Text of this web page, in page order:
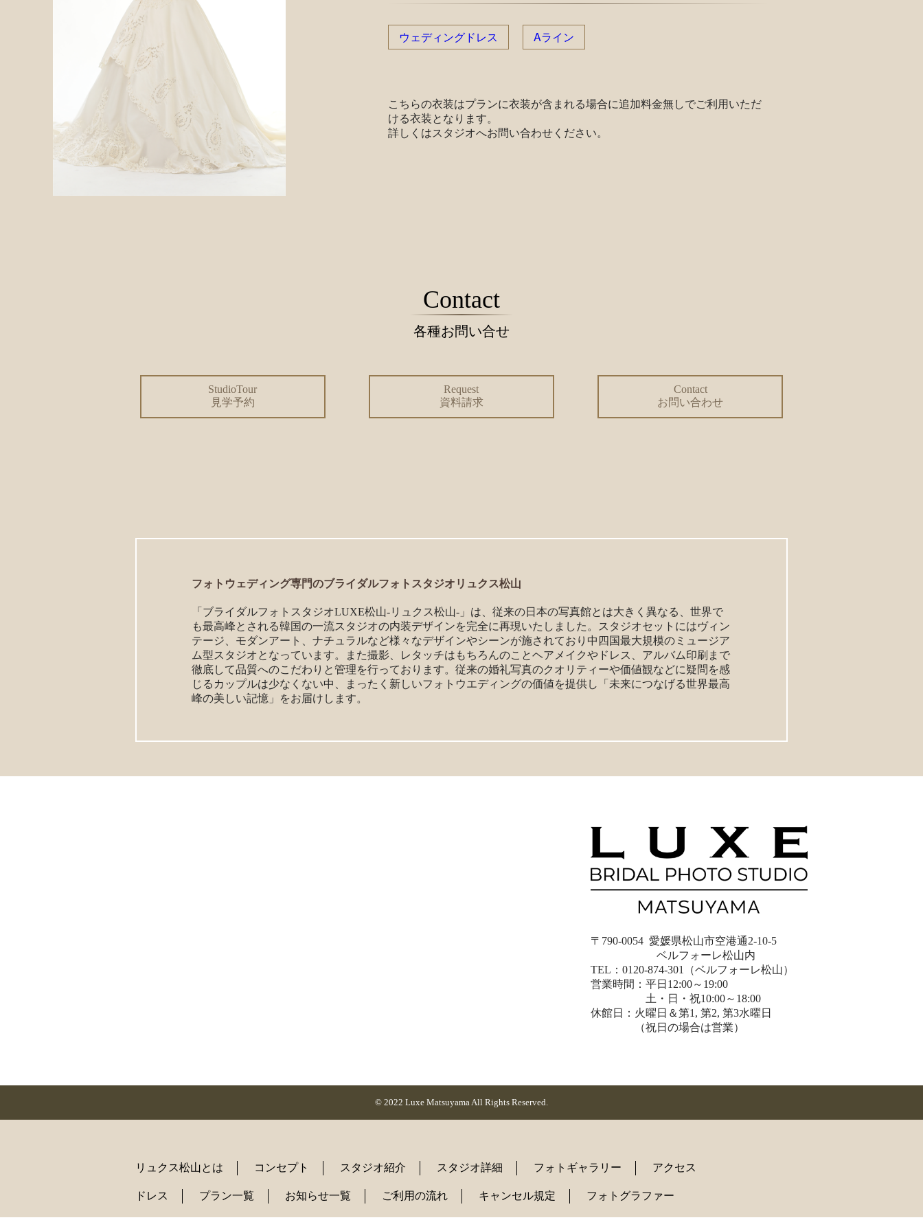
ウェディングドレス Aライン
こちらの衣装はプランに衣装が含まれる場合に追加料金無しでご利用いただ
ける衣装となります。
詳しくはスタジオへお問い合わせください。
Contact
各種お問い合せ
StudioTour
見学予約
Request
資料請求
Contact
お問い合わせ
フォトウェディング専門のブライダルフォトスタジオリュクス松山
「ブライダルフォトスタジオLUXE松山-リュクス松山-」は、従来の日本の写真館とは大きく異なる、世界で
も最高峰とされる韓国の一流スタジオの内装デザインを完全に再現いたしました。スタジオセットにはヴィン
テージ、モダンアート、ナチュラルなど様々なデザインやシーンが施されており中四国最大規模のミュージア
ム型スタジオとなっています。また撮影、レタッチはもちろんのことヘアメイクやドレス、アルバム印刷まで
徹底して品質へのこだわりと管理を行っております。従来の婚礼写真のクオリティーや価値観などに疑問を感
じるカップルは少なくない中、まったく新しいフォトウエディングの価値を提供し「未来につなげる世界最高
峰の美しい記憶」をお届けします。
〒790-0054 愛媛県松山市空港通2-10-5
ベルフォーレ松山内
TEL：0120-874-301（ベルフォーレ松山）
営業時間：平日12:00～19:00
土・日・祝10:00～18:00
休館日：火曜日＆第1, 第2, 第3水曜日
（祝日の場合は営業）
© 2022 Luxe Matsuyama All Rights Reserved.
リュクス松山とは コンセプト スタジオ紹介 スタジオ詳細 フォトギャラリー アクセス
ドレス プラン一覧 お知らせ一覧 ご利用の流れ キャンセル規定 フォトグラファー